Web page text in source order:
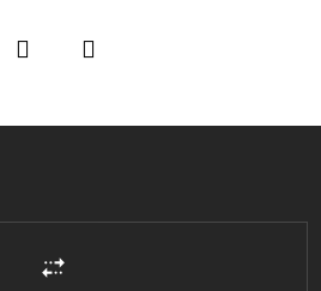
multiple_stop